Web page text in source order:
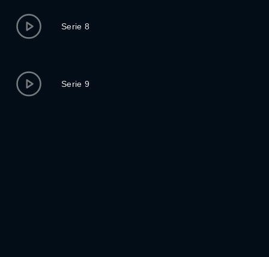
Serie 8
Serie 9